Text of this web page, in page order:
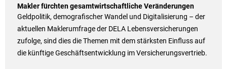
Makler fürchten gesamtwirtschaftliche Veränderungen
Geldpolitik, demografischer Wandel und Digitalisierung – der
aktuellen Maklerumfrage der DELA Lebensversicherungen
zufolge, sind dies die Themen mit dem stärksten Einfluss auf
die künftige Geschäftsentwicklung im Versicherungsvertrieb.